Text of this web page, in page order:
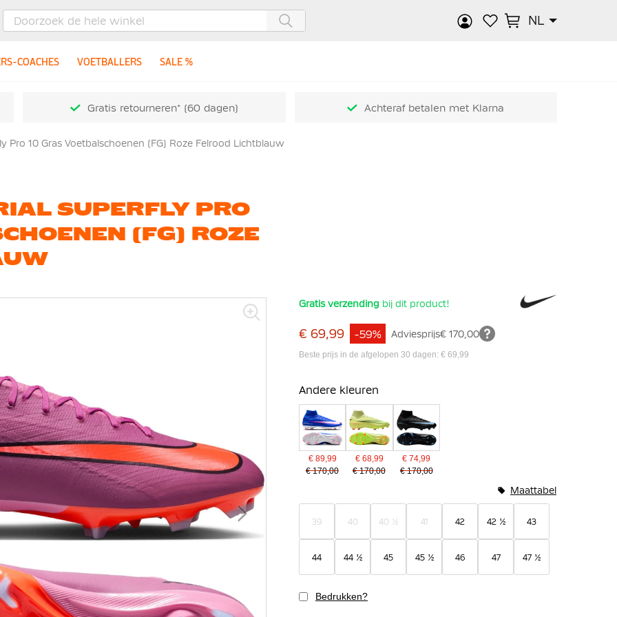
NL
COACHES VOETBALLERS SALE %
Gratis retourneren* (60 dagen) Achteraf betalen met Klarna
Pro 10 Gras Voetbalschoenen (FG) Roze Felrood Lichtblauw
SUPERFLY PRO
(FG) ROZE
Gratis verzending bij dit product!
€ 69,99 Adviesprijs€ 170,00
-59%
Beste prijs in de afgelopen 30 dagen: € 69,99
Andere kleuren
€ 89,99
€ 170,00
€ 68,99
€ 170,00
€ 74,99
€ 170,00
39 40 40 ½ 41 42 42 ½ 43
44 44 ½ 45 45 ½ 46 47 47 ½
Maattabel
Bedrukken?